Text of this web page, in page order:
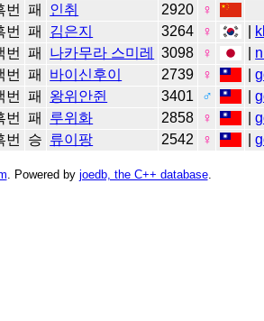
번 패 인취 2920
♀
번 패 김은지 3264 ♀
번 패 나카무라 스미레 3098 ♀
번 패 바이신후이 2739 ♀ |
번 패 왕위안쥔 3401 ♂ |
번 패 루위화 2858 ♀ |
번 승 류이팡 2542 ♀ |
. Powered by joedb, the C++ database.